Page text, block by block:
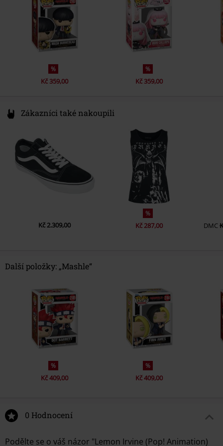
%
Kč 359,00
%
Kč 359,00
Zákazníci také nakoupili
Kč 2.309,00
%
Kč 287,00 DMC
Další položky: „Mashle“
%
Kč 409,00
%
Kč 409,00
0 Hodnocení
Podělte se o váš názor "Lemon Irvine (Pop! Animation)